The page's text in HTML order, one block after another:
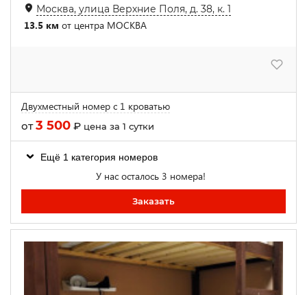
Москва, улица Верхние Поля, д. 38, к. 1
13.5 км от центра МОСКВА
Двухместный номер с 1 кроватью
от3 500 ₽ цена за 1 сутки
Ещё 1 категория номеров
У нас осталось 3 номера!
Заказать